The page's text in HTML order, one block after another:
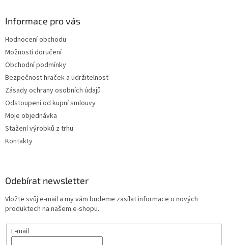
Informace pro vás
Hodnocení obchodu
Možnosti doručení
Obchodní podmínky
Bezpečnost hraček a udržitelnost
Zásady ochrany osobních údajů
Odstoupení od kupní smlouvy
Moje objednávka
Stažení výrobků z trhu
Kontakty
Odebírat newsletter
Vložte svůj e-mail a my vám budeme zasílat informace o nových
produktech na našem e-shopu.
E-mail